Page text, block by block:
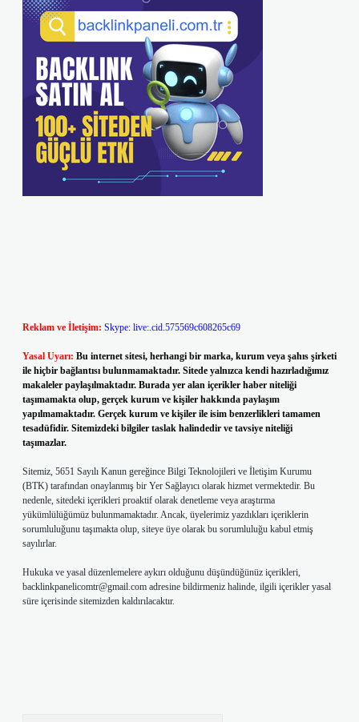
Reklam ve İletişim: Skype: live:.cid.575569c608265c69
Yasal Uyarı: Bu internet sitesi, herhangi bir marka, kurum veya şahıs şirketi
ile hiçbir bağlantısı bulunmamaktadır. Sitede yalnızca kendi hazırladığımız
makaleler paylaşılmaktadır. Burada yer alan içerikler haber niteliği
taşımamakta olup, gerçek kurum ve kişiler hakkında paylaşım
yapılmamaktadır. Gerçek kurum ve kişiler ile isim benzerlikleri tamamen
tesadüfidir. Sitemizdeki bilgiler taslak halindedir ve tavsiye niteliği
taşımazlar.
Sitemiz, 5651 Sayılı Kanun gereğince Bilgi Teknolojileri ve İletişim Kurumu
(BTK) tarafından onaylanmış bir Yer Sağlayıcı olarak hizmet vermektedir. Bu
nedenle, sitedeki içerikleri proaktif olarak denetleme veya araştırma
yükümlülüğümüz bulunmamaktadır. Ancak, üyelerimiz yazdıkları içeriklerin
sorumluluğunu taşımakta olup, siteye üye olarak bu sorumluluğu kabul etmiş
sayılırlar.
Hukuka ve yasal düzenlemelere aykırı olduğunu düşündüğünüz içerikleri,
backlinkpanelicomtr@gmail.com adresine bildirmeniz halinde, ilgili içerikler yasal
süre içerisinde sitemizden kaldırılacaktır.